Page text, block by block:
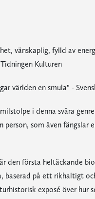
vänskaplig, fylld av
Kulturen
världen en smula" -
i denna svåra
som även fängslar
den första heltäckande
baserad på ett rikhaltigt
exposé över hur